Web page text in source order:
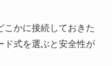
こかに接続しておきた
ド式を選ぶと安全性が